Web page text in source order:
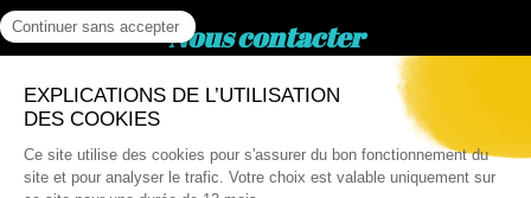
Nous contacter
02 62 81 77 60
Via email : artotheque@cg974.fr